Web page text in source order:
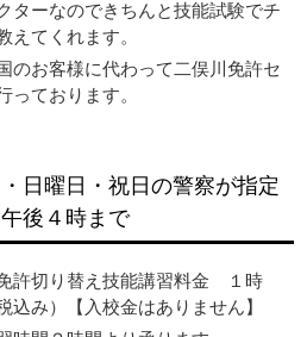
ターなのできちんと技能試験でチ
えてくれます。
のお客様に代わって二俣川免許セ
っております。
日曜日・祝日の警察が指定
後４時まで
許切り替え技能講習料金 １時
み）【入校金はありません】